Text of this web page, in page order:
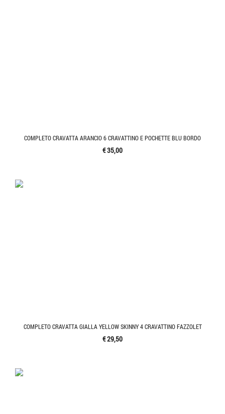
COMPLETO CRAVATTA ARANCIO 6 CRAVATTINO E POCHETTE BLU BORDO
€ 35,00
COMPLETO CRAVATTA GIALLA YELLOW SKINNY 4 CRAVATTINO FAZZOLET
€ 29,50